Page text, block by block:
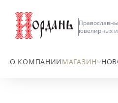
ювелирных
О КОМПАНИИМАГАЗИН